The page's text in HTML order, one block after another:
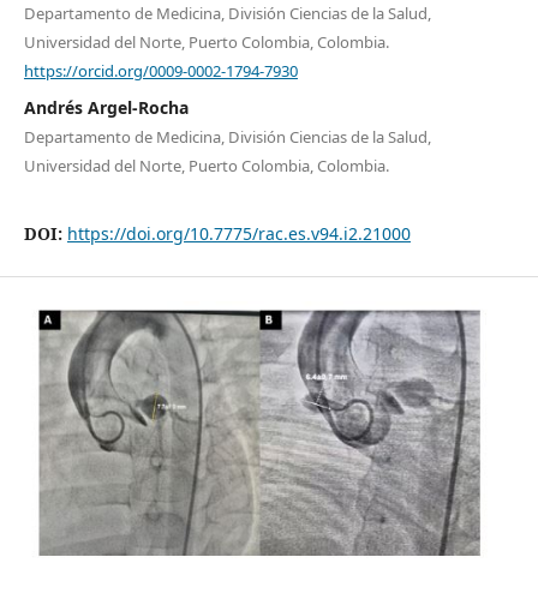
Departamento de Medicina, División Ciencias de la Salud,
Universidad del Norte, Puerto Colombia, Colombia.
https://orcid.org/0009-0002-1794-7930
Andrés Argel-Rocha
Departamento de Medicina, División Ciencias de la Salud,
Universidad del Norte, Puerto Colombia, Colombia.
DOI: https://doi.org/10.7775/rac.es.v94.i2.21000